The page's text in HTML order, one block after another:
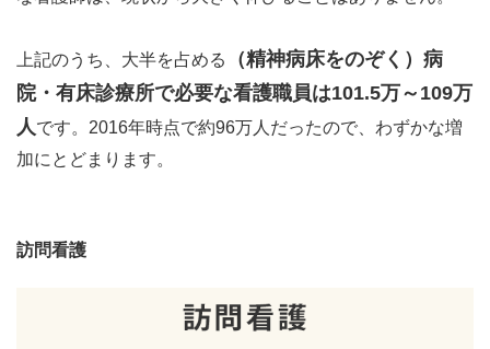
上記のうち、大半を占める
（精神病床をのぞく）病
院・有床診療所で必要な看護職員は101.5万～109万
人です。2016年時点で約96万人だったので、わずかな増
加にとどまります。
訪問看護